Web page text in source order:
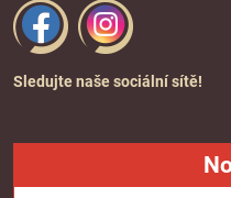
Sledujte naše sociální sítě!